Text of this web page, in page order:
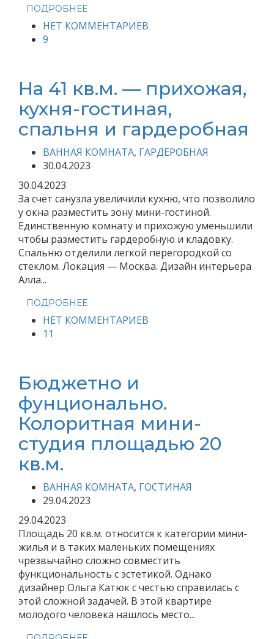
ПОДРОБНЕЕ
НЕТ КОММЕНТАРИЕВ
9
На 41 кв.м. — прихожая,
кухня-гостиная,
спальня и гардеробная
ВАННАЯ КОМНАТА, ГАРДЕРОБНАЯ
30.04.2023
30.04.2023
За счет санузла увеличили кухню, что позволило
у окна разместить зону мини-гостиной.
Единственную комнату и прихожую уменьшили
чтобы разместить гардеробную и кладовку.
Спальню отделили легкой перегородкой со
стеклом. Локация — Москва. Дизайн интерьера
Алла...
ПОДРОБНЕЕ
НЕТ КОММЕНТАРИЕВ
11
Бюджетно и
фунционально.
Колоритная мини-
студия площадью 20
кв.м.
ВАННАЯ КОМНАТА, ГОСТИНАЯ
29.04.2023
29.04.2023
Площадь 20 кв.м. относится к категории мини-
жилья и в таких маленьких помещениях
чрезвычайно сложно совместить
функциональность с эстетикой. Однако
дизайнер Ольга Катюк с честью справилась с
этой сложной задачей. В этой квартире
молодого человека нашлось место...